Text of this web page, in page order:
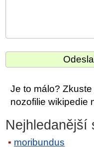
Je to málo?
nozofilie wikipedie
Nejhledanější
moribundus